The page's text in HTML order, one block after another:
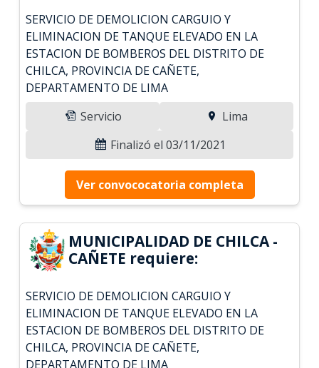
SERVICIO DE DEMOLICION CARGUIO Y
ELIMINACION DE TANQUE ELEVADO EN LA
ESTACION DE BOMBEROS DEL DISTRITO DE
CHILCA, PROVINCIA DE CAÑETE,
DEPARTAMENTO DE LIMA
Servicio
Lima
Finalizó el 03/11/2021
Ver convococatoria completa
MUNICIPALIDAD DE CHILCA -
CAÑETE requiere:
SERVICIO DE DEMOLICION CARGUIO Y
ELIMINACION DE TANQUE ELEVADO EN LA
ESTACION DE BOMBEROS DEL DISTRITO DE
CHILCA, PROVINCIA DE CAÑETE,
DEPARTAMENTO DE LIMA